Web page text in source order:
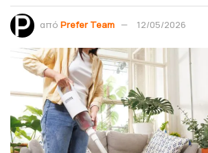
από Prefer Team 12/05/2026